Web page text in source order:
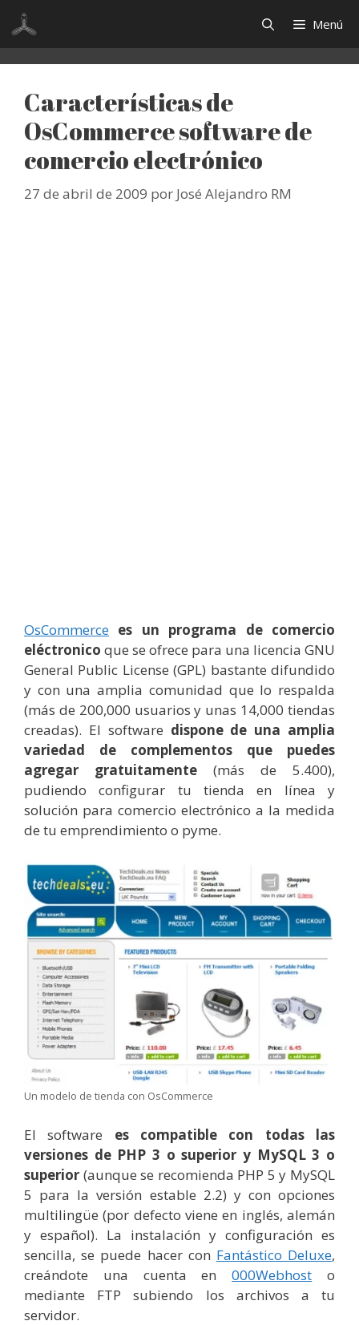
Saltar
contenido
Menú
Características de
OsCommerce software de
comercio electrónico
27 de abril de 2009 por José Alejandro RM
OsCommerce es un programa de comercio
eléctronico que se ofrece para una licencia GNU
General Public License (GPL) bastante difundido
y con una amplia comunidad que lo respalda
(más de 200,000 usuarios y unas 14,000 tiendas
creadas). El software dispone de una amplia
variedad de complementos que puedes
agregar gratuitamente (más de 5.400),
pudiendo configurar tu tienda en línea y
solución para comercio electrónico a la medida
de tu emprendimiento o pyme.
Un modelo de tienda con OsCommerce
El software es compatible con todas las
versiones de PHP 3 o superior y MySQL 3 o
superior (aunque se recomienda PHP 5 y MySQL
5 para la versión estable 2.2) y con opciones
multilingüe (por defecto viene en inglés, alemán
y español). La instalación y configuración es
sencilla, se puede hacer con Fantástico Deluxe,
creándote una cuenta en000Webhost o
mediante FTP subiendo los archivos a tu
servidor.